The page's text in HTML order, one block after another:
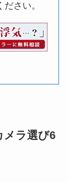
さい。
メラ選び6